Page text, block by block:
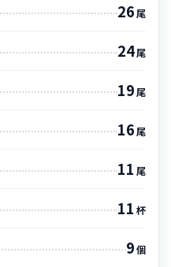
26尾
24尾
19尾
16尾
11 尾
11 杯
9個